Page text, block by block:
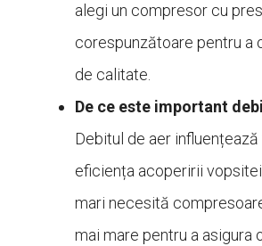
alegi un compresor cu
corespunzătoare pentru a
de calitate.
De ce este important
Debitul de aer
eficiența acoperirii
mari necesită
mai mare pentru a asigura